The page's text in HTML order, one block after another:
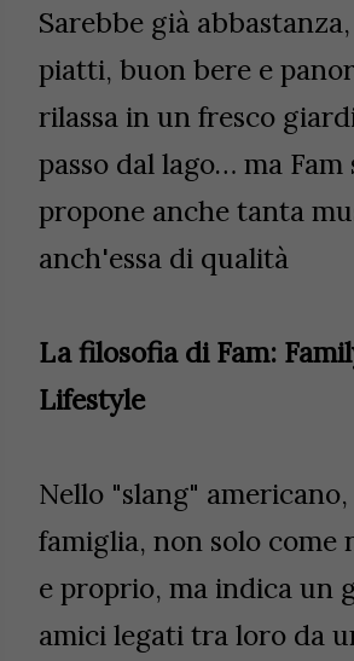
Sarebbe già
piatti, buon bere e
rilassa in un fresco
passo dal lago… ma Fam
propone anche tanta
anch'essa di qualità
La filosofia di Fam:
Lifestyle
Nello "slang"
famiglia, non solo come
e proprio, ma indica un
amici legati tra loro da